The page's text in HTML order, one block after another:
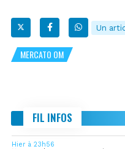
Un
MERCATO OM
FIL INFOS
Hier à 23h56